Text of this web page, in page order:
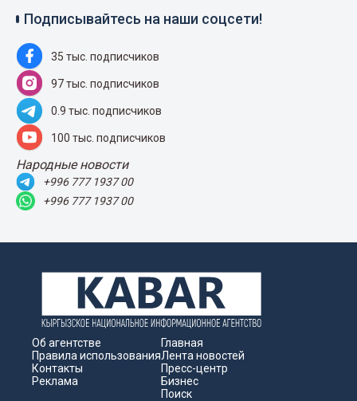
Подписывайтесь на наши соцсети!
35 тыс. подписчиков
97 тыс. подписчиков
0.9 тыс. подписчиков
100 тыс. подписчиков
Народные новости
+996 777 1937 00
+996 777 1937 00
Об агентстве
Правила использования
Контакты
Реклама
Главная
Лента новостей
Пресс-центр
Бизнес
Поиск